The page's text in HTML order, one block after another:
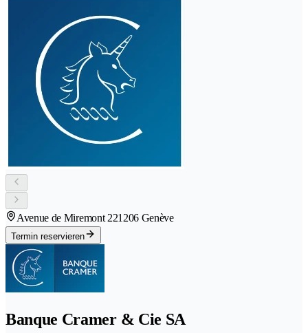
Avenue de Miremont 221206 Genève
Termin reservieren
Banque Cramer & Cie SA